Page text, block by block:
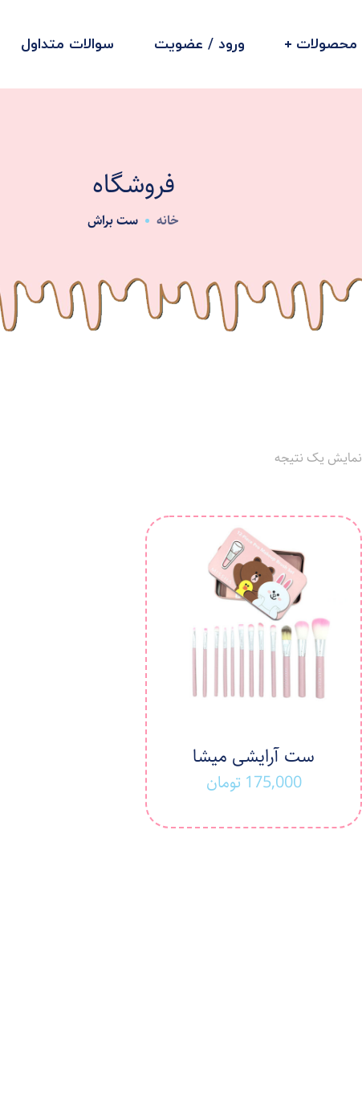
محصولات ورود / عضویت سوالات متداول
فروشگاه
خانه ست براش
نمایش یک نتیجه
ست آرایشی میشا
175,000 تومان